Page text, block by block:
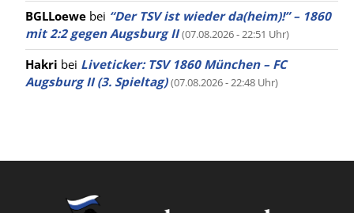
BGLLoewe bei “Der TSV ist wieder da(heim)!” – 1860
mit 2:2 gegen Augsburg II (07.08.2026 - 22:51 Uhr)
Hakri bei Liveticker: TSV 1860 München – FC
Augsburg II (3. Spieltag) (07.08.2026 - 22:48 Uhr)